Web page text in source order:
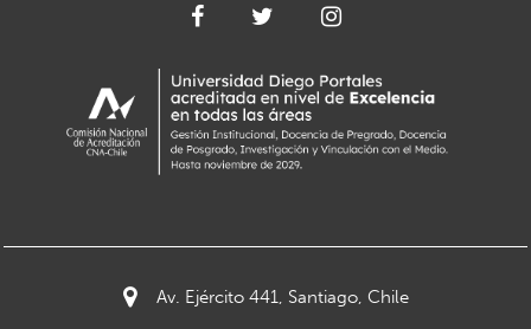
Av. Ejército 441, Santiago, Chile